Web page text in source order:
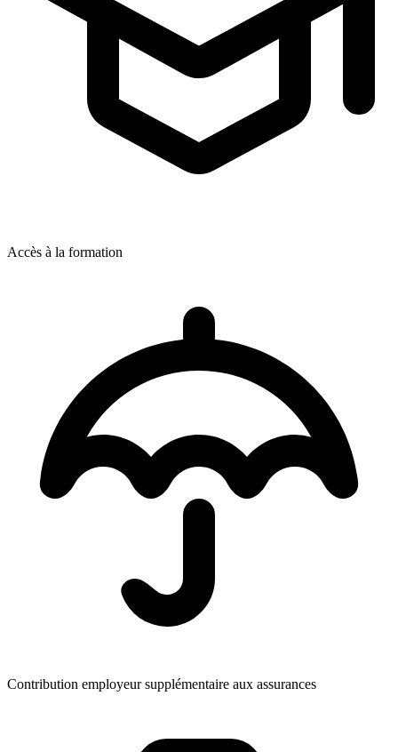
Accès à la formation
Contribution employeur supplémentaire aux assurances